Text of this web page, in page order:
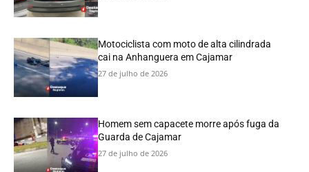
Motociclista com moto de alta cilindrada
cai na Anhanguera em Cajamar
27 de julho de 2026
Homem sem capacete morre após fuga da
Guarda de Cajamar
27 de julho de 2026